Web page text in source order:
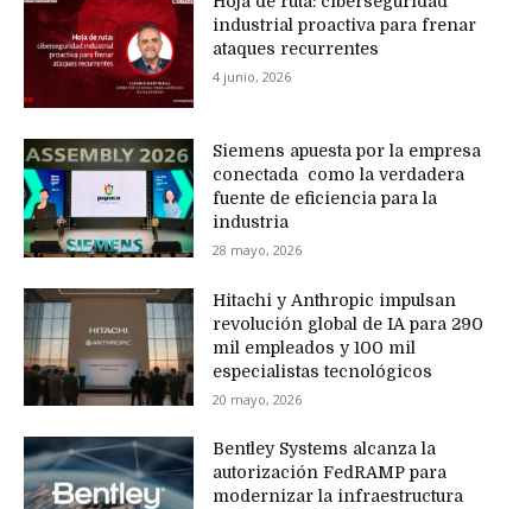
industrial proactiva para frenar
ataques recurrentes
4 junio, 2026
Siemens apuesta por la empresa
conectada como la verdadera
fuente de eficiencia para la
industria
28 mayo, 2026
Hitachi y Anthropic impulsan
revolución global de IA para 290
mil empleados y 100 mil
especialistas tecnológicos
20 mayo, 2026
Bentley Systems alcanza la
autorización FedRAMP para
modernizar la infraestructura